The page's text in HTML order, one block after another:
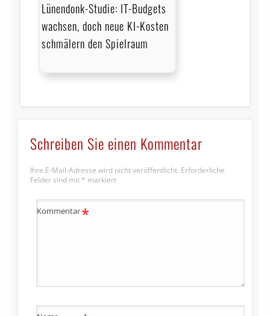
Lünendonk-Studie: IT-Budgets
wachsen, doch neue KI-Kosten
schmälern den Spielraum
Schreiben Sie einen Kommentar
Ihre E-Mail-Adresse wird nicht veröffentlicht. Erforderliche
Felder sind mit * markiert
Kommentar*